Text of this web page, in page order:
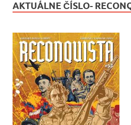
AKTUÁLNE ČÍSLO-